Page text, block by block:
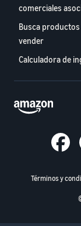
comerciales
Busca
vender
Calculadora de
Términos y